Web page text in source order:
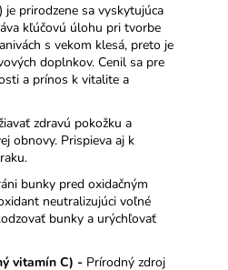
je prirodzene sa vyskytujúca
kľúčovú úlohu pri tvorbe
s vekom klesá, preto je
doplnkov. Cenil sa pre
a prínos k vitalite a
zdravú pokožku a
obnovy. Prispieva aj k
bunky pred oxidačným
neutralizujúci voľné
bunky a urýchľovať
vitamín C) - Prírodný zdroj